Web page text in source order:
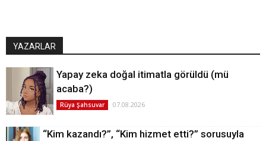
YAZARLAR
Yapay zeka doğal itimatla görüldü (mü
acaba?)
Rüya Şahsuvar 07.08.2026
“Kim kazandı?”, “Kim hizmet etti?” sorusuyla